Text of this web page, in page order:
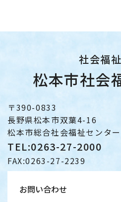
社会福
松本市社会
〒390-0833
長野県松本市双葉4-16
松本市総合社会福祉センタ
TEL:0263-27-2000
FAX:0263-27-2239
お問い合わせ